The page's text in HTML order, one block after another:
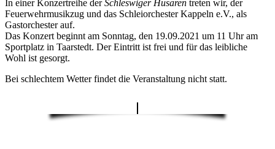
In einer Konzertreihe derSchleswiger Husaren treten wir, der
Feuerwehrmusikzug und das Schleiorchester Kappeln e.V., als
Gastorchester auf.
Das Konzert beginnt am Sonntag, den 19.09.2021 um 11 Uhr am
Sportplatz in Taarstedt. Der Eintritt ist frei und für das leibliche
Wohl ist gesorgt.
Bei schlechtem Wetter findet die Veranstaltung nicht statt.